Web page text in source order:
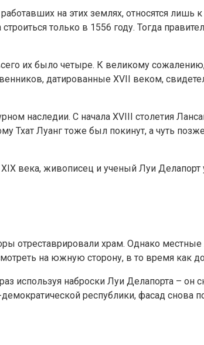
на этих землях, относятся
только в 1556 году. Тогда
их было четыре. К великому
датированные XVII веком,
наследии. С начала XVIII столетия
Тхат Луанг тоже был покинут, а чуть
века, живописец и ученый Луи
отреставрировали храм. Однако
на южную сторону, в то время как
раз используя наброски Луи Делапорта –
республики, фасад